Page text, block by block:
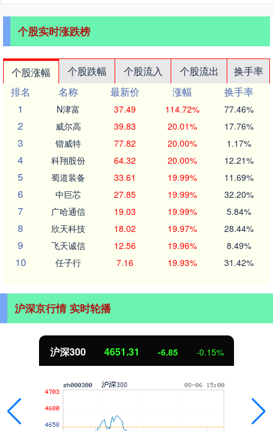
个股实时涨跌榜
个股涨幅 个股跌幅 个股流入 个股流出
换手率
排名
名称 最新价 涨幅
换手率
1
N津富 37.49 114.72% 77.46%
2 威尔高 39.83 20.01% 17.76%
3 锴威特 77.82 20.00% 1.17%
4 科翔股份 64.32 20.00% 12.21%
5 蜀道装备 33.61 19.99% 11.69%
6 中巨芯 27.85 19.99% 32.20%
7 广哈通信 19.03 19.99% 5.84%
8 欣天科技 18.02 19.97% 28.44%
9 飞天诚信 12.56 19.96% 8.49%
10 任子行 7.16 19.93% 31.42%
沪深京行情 实时轮播
北证50 1122.88